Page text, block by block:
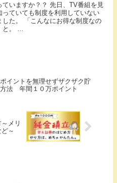
いますか？？ 先日、TV番組を見
ていても制度を利用していない
た。 「こんなにお得な制度なの
。 ...
イントを無理せずザクザク貯
法 年間１０万ポイント
メリ
～